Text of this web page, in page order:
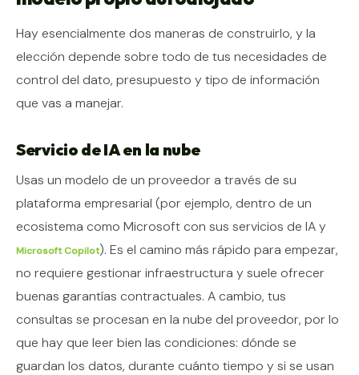
Hay esencialmente dos maneras de construirlo, y la
elección depende sobre todo de tus necesidades de
control del dato, presupuesto y tipo de información
que vas a manejar.
Servicio de IA en la nube
Usas un modelo de un proveedor a través de su
plataforma empresarial (por ejemplo, dentro de un
ecosistema como Microsoft con sus servicios de IA y
Microsoft Copilot). Es el camino más rápido para empezar,
no requiere gestionar infraestructura y suele ofrecer
buenas garantías contractuales. A cambio, tus
consultas se procesan en la nube del proveedor, por lo
que hay que leer bien las condiciones: dónde se
guardan los datos, durante cuánto tiempo y si se usan